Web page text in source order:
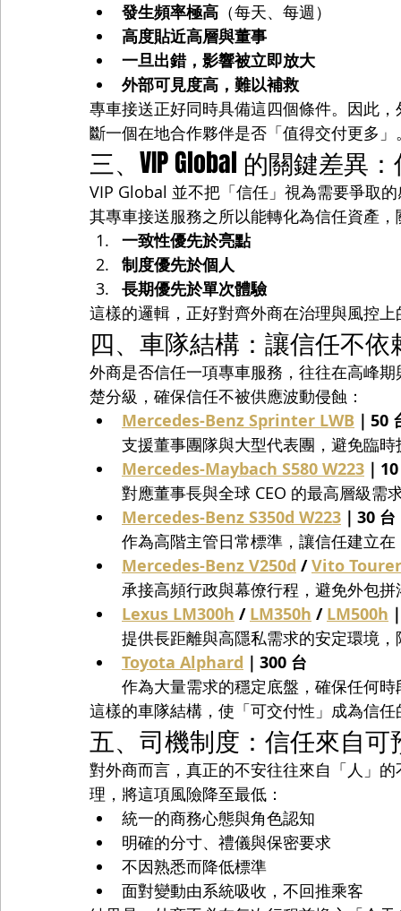
發生頻率極高 （每天、每週）
高度貼近高層與董事
一旦出錯，影響被立即放大
外部可見度高，難以補救
專車接送正好同時具備這四個條件。因此
斷一個在地合作夥伴是否「值得交付更多」
三、VIP Global 的關鍵差異
VIP Global 並不把「信任」視為需要爭取
其專車接送服務之所以能轉化為信任資產
一致性優先於亮點
制度優先於個人
長期優先於單次體驗
這樣的邏輯，正好對齊外商在治理與風控
四、車隊結構：讓信任不
外商是否信任一項專車服務，往往在高峰
楚分級，確保信任不被供應波動侵蝕：
Mercedes-Benz Sprinter LWB ｜50
支援董事團隊與大型代表團，避免臨
Mercedes-Maybach S580 W223 ｜
對應董事長與全球 CEO 的最高層級需
Mercedes-Benz S350d W223 ｜30 台
作為高階主管日常標準，讓信任建立
Mercedes-Benz V250d / Vito
承接高頻行政與幕僚行程，避免外包
Lexus LM300h / LM350h / LM500h
提供長距離與高隱私需求的安定環境
Toyota Alphard ｜300 台
作為大量需求的穩定底盤，確保任何
這樣的車隊結構，使「可交付性」成為信
五、司機制度：信任來自
對外商而言，真正的不安往往來自「人」
理，將這項風險降至最低：
統一的商務心態與角色認知
明確的分寸、禮儀與保密要求
不因熟悉而降低標準
面對變動由系統吸收，不回推乘客